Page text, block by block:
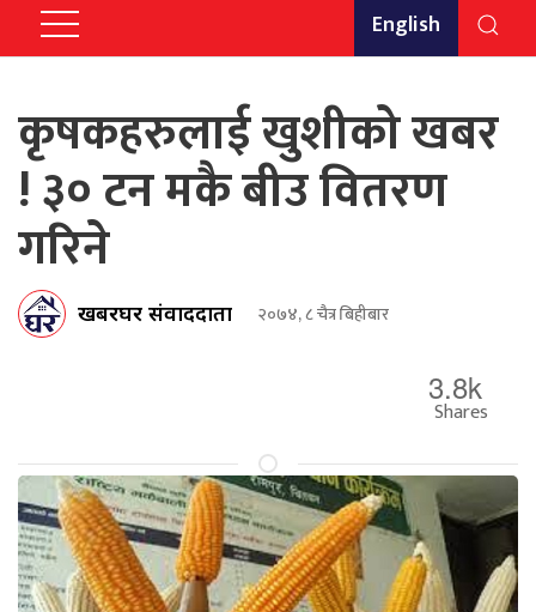
English
कृषकहरुलाई खुशीको खबर
! ३० टन मकै बीउ वितरण
गरिने
खबरघर संवाददाता २०७४, ८ चैत्र बिहीबार
3.8k
Shares